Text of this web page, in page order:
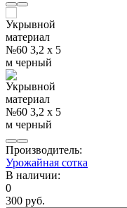
Производитель:
Урожайная сотка
В наличии:
0
300 руб.